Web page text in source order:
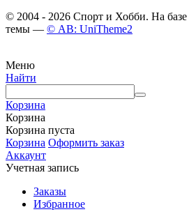
© 2004 - 2026 Спорт и Хобби. На базе
темы — © AB: UniTheme2
Меню
Найти
Корзина
Корзина
Корзина пуста
Корзина Оформить заказ
Аккаунт
Учетная запись
Заказы
Избранное